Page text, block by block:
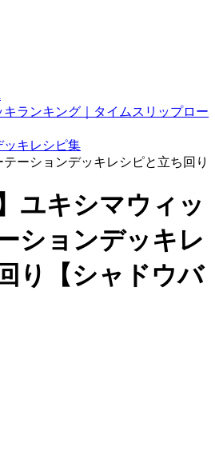
ランキング｜タイムスリップロー
ッキレシピ集
ーションデッキレシピと立ち回り
ユキシマウィッ
ションデッキレ
り【シャドウバ